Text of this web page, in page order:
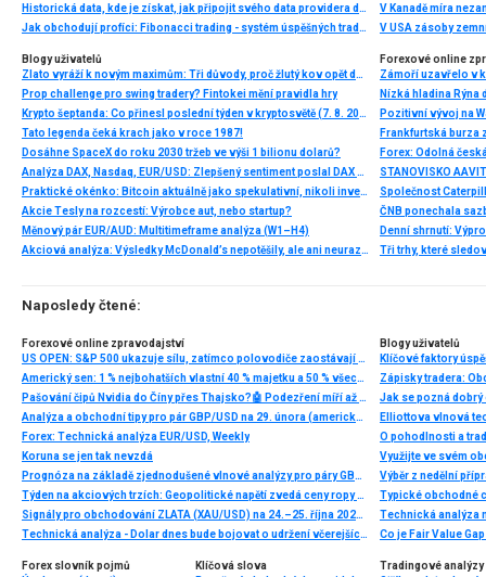
Historická data, kde je získat, jak připojit svého data providera do MultiCharts a proč je budeme potřebovat? (4. díl)
Jak obchodují profíci: Fibonacci trading - systém úspěšných traderů
V Kanadě míra
V USA zásoby
Blogy uživatelů
Zlato vyráží k novým maximům: Tři důvody, proč žlutý kov opět dominuje
Prop challenge pro swing tradery? Fintokei mění pravidla hry
Krypto šeptanda: Co přinesl poslední týden v kryptosvětě (7. 8. 2026)
Tato legenda čeká krach jako v roce 1987!
Dosáhne SpaceX do roku 2030 tržeb ve výši 1 bilionu dolarů?
Analýza DAX, Nasdaq, EUR/USD: Zlepšený sentiment poslal DAX na nová maxima
Praktické okénko: Bitcoin aktuálně jako spekulativní, nikoli investiční aktivum
Akcie Tesly na rozcestí: Výrobce aut, nebo startup?
Měnový pár EUR/AUD: Multitimeframe analýza (W1–H4)
Akciová analýza: Výsledky McDonald’s nepotěšily, ale ani neurazily. Jakou vizi společnost prezentovala?
Forexové online
Nízká hladina
Pozitivní vývoj na
Frankfurtská burza
Denní shrnutí:
Tři trhy, které
Naposledy čtené:
Forexové online zpravodajství
US OPEN: S&P 500 ukazuje sílu, zatímco polovodiče zaostávají 🚩 Western Digital klesá o 12 %
Americký sen: 1 % nejbohatších vlastní 40 % majetku a 50 % všech cenných papírů
Pašování čipů Nvidia do Číny přes Thajsko?🤖 Podezření míří až k Alibabě ⚠️
Analýza a obchodní tipy pro pár GBP/USD na 29. února (americká seance)
Forex: Technická analýza EUR/USD, Weekly
Koruna se jen tak nevzdá
Prognóza na základě zjednodušené vlnové analýzy pro páry GBP/USD, AUD/USD, USD/CHF, EUR/JPY a dolarový index ze dne 27. ledna
Týden na akciových trzích: Geopolitické napětí zvedá ceny ropy a silný týden pro pražskou burzu
Signály pro obchodování ZLATA (XAU/USD) na 24.–25. října 2024: nakupujte při odrazu na 2 720 – 2 728 USD (61,8 % – 21 SMA)
Technická analýza - Dolar dnes bude bojovat o udržení včerejších zisků, které hned z rána navyšuje
Blogy uživatelů
Jak se pozná dobrý
O pohodlnosti a
Využijte ve svém
Typické obchodné
Co je Fair Value
Forex slovník pojmů
Klíčová slova
Tradingové analýzy